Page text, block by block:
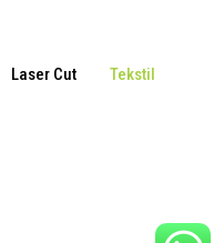
Laser Cut Tekstil